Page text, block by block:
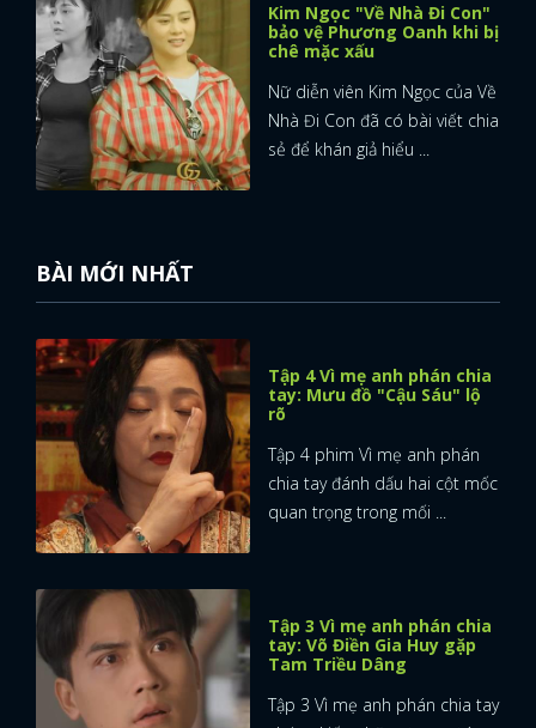
Kim Ngọc "Về Nhà Đi Con"
bảo vệ Phương Oanh khi bị
chê mặc xấu
Nữ diễn viên Kim Ngọc của Về
Nhà Đi Con đã có bài viết chia
sẻ để khán giả hiểu ...
BÀI MỚI NHẤT
Tập 4 Vì mẹ anh phán chia
tay: Mưu đồ "Cậu Sáu" lộ
rõ
Tập 4 phim Vì mẹ anh phán
chia tay đánh dấu hai cột mốc
quan trọng trong mối ...
Tập 3 Vì mẹ anh phán chia
tay: Võ Điền Gia Huy gặp
Tam Triều Dâng
Tập 3 Vì mẹ anh phán chia tay